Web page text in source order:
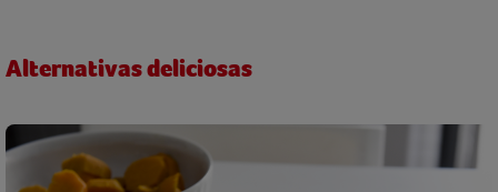
Alternativas deliciosas